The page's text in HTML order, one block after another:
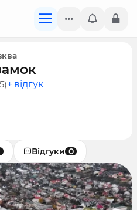
+ відгук
Відгуки 0